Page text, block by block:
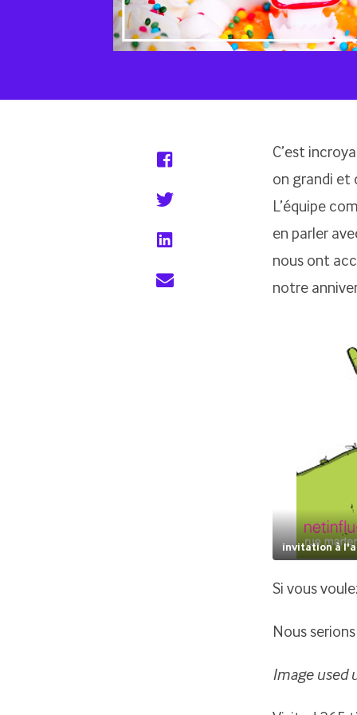
C’est
on grandi et
L’équipe
en parler
nous ont
notre
invitation à
Si vous
Nous
Image used